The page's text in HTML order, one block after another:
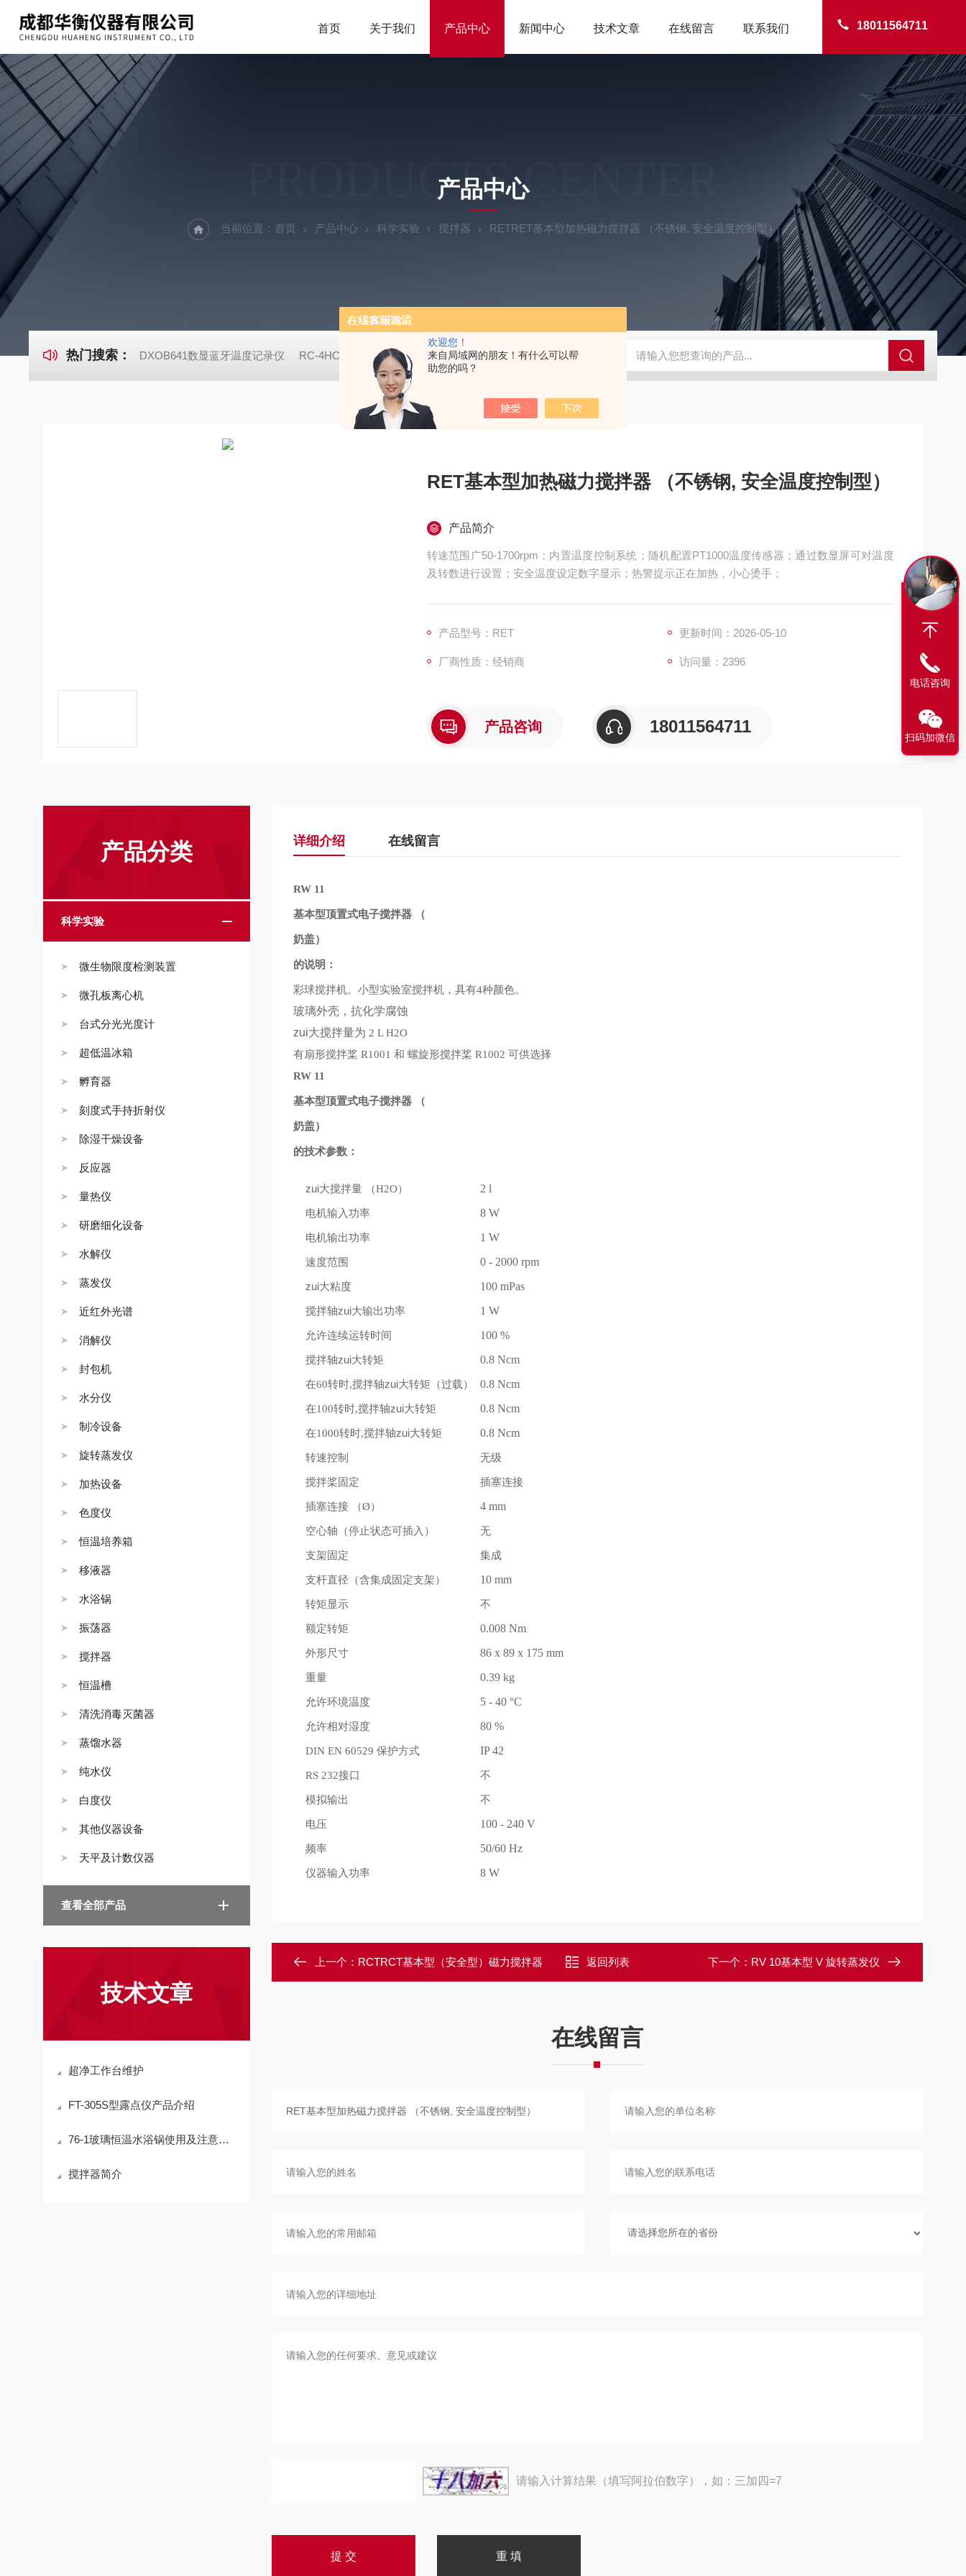
欢迎您！
来自局域网的朋友！有什么可以帮
助您的吗？
18011564711
首页 关于我们 产品中心 新闻中心 技术文章 在线留言 联系我们
PRODUCTS CENTER
产品中心
当前位置： 首页 产品中心 科学实验 搅拌器 RETRET基本型加热磁力搅拌器 （不锈钢, 安全温度控制型）
热门搜索： DXOB641数显蓝牙温度记录仪 RC-4HC RC-4HA温湿度记录仪 多样品平行蒸发仪多样品平行蒸发仪 SBD-100B SBD-100D成都漏氯报警仪 漏氯报警器 漏氯检测仪
RET基本型加热磁力搅拌器 （不锈钢, 安全温度控制型）
产品简介
转速范围广50-1700rpm；内置温度控制系统；随机配置PT1000温度传感器；通过数显屏可对温度
及转数进行设置；安全温度设定数字显示；热警提示正在加热，小心烫手；
产品型号：RET 更新时间：2026-05-10
厂商性质：经销商 访问量：2396
产品咨询 18011564711
产品分类
科学实验
微生物限度检测装置
微孔板离心机
台式分光光度计
超低温冰箱
孵育器
刻度式手持折射仪
除湿干燥设备
反应器
量热仪
研磨细化设备
水解仪
蒸发仪
近红外光谱
消解仪
封包机
水分仪
制冷设备
旋转蒸发仪
加热设备
色度仪
恒温培养箱
移液器
水浴锅
振荡器
搅拌器
恒温槽
清洗消毒灭菌器
蒸馏水器
纯水仪
白度仪
其他仪器设备
天平及计数仪器
查看全部产品
技术文章
超净工作台维护
FT-305S型露点仪产品介绍
76-1玻璃恒温水浴锅使用及注意事项
搅拌器简介
详细介绍 在线留言
RW 11
基本型顶置式电子搅拌器（
奶盖）
的说明：
彩球搅拌机。小型实验室搅拌机，具有4种颜色。
玻璃外壳，抗化学腐蚀
zui大搅拌量为 2 L H2O
有扇形搅拌桨 R1001 和 螺旋形搅拌桨 R1002 可供选择
RW 11
基本型顶置式电子搅拌器（
奶盖）
的技术参数：
zui大搅拌量（H2O）
2 l
电机输入功率
8 W
电机输出功率
1 W
速度范围
0 - 2000 rpm
zui大粘度
100 mPas
搅拌轴zui大输出功率
1 W
允许连续运转时间
100 %
搅拌轴zui大转矩
0.8 Ncm
在60转时,搅拌轴zui大转矩 （过载）
0.8 Ncm
在100转时,搅拌轴zui大转矩
0.8 Ncm
在1000转时,搅拌轴zui大转矩
0.8 Ncm
转速控制
无级
搅拌桨固定
插塞连接
插塞连接（Ø）
4 mm
空心轴 （停止状态可插入 ）
无
支架固定
集成
支杆直径 （含集成固定支架）
10 mm
转矩显示
不
额定转矩
0.008 Nm
外形尺寸
86 x 89 x 175 mm
重量
0.39 kg
允许环境温度
5 - 40 °C
允许相对湿度
80 %
DIN EN 60529 保护方式 IP 42
RS 232接口
不
模拟输出
不
电压
100 - 240 V
频率
50/60 Hz
仪器输入功率
8 W
上一个： RCTRCT基本型（安全型）磁力搅拌器 返回列表 下一个： RV 10基本型 V 旋转蒸发仪
在线留言
请输入计算结果（填写阿拉伯数字），如：三加四=7
电话咨询
扫码加微信